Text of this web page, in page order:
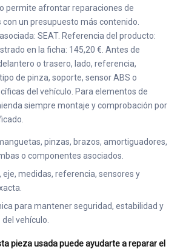
permite afrontar reparaciones de
un presupuesto más contenido.
SEAT. Referencia del producto:
en la ficha: 145,20 €. Antes de
o trasero, lado, referencia,
de pinza, soporte, sensor ABS o
del vehículo. Para elementos de
siempre montaje y comprobación por
pinzas, brazos, amortiguadores,
o componentes asociados.
eje, medidas, referencia, sensores y
para mantener seguridad, estabilidad y
vehículo.
pieza usada puede ayudarte a reparar el